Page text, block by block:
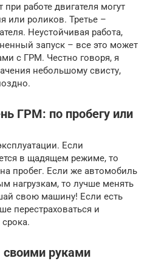
работе двигателя могут
или роликов. Третье –
Неустойчивая работа,
запуск – все это может
с ГРМ. Честно говоря, я
небольшому свисту,
ГРМ: по пробегу или
Если
в щадящем режиме, то
пробег. Если же автомобиль
нагрузкам, то лучше менять
свою машину! Если есть
перестраховаться и
руками